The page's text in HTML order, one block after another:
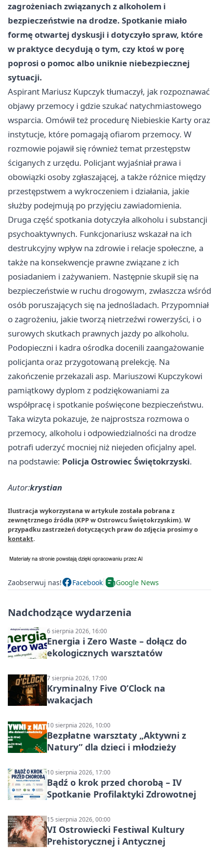
zagrożeniach związanych z alkoholem i
bezpieczeństwie na drodze. Spotkanie miało
formę otwartej dyskusji i dotyczyło spraw, które
w praktyce decydują o tym, czy ktoś w porę
poprosi o pomoc albo uniknie niebezpiecznej
sytuacji.
Aspirant Mariusz Kupczyk tłumaczył, jak rozpoznawać
objawy przemocy i gdzie szukać natychmiastowego
wsparcia. Omówił też procedurę Niebieskie Karty oraz
instytucje, które pomagają ofiarom przemocy. W
rozmowie pojawił się również temat przestępstw
ściganych z urzędu. Policjant wyjaśniał prawa i
obowiązki osoby zgłaszającej, a także różnice między
przestępstwem a wykroczeniem i działania, jakie
służby podejmują po przyjęciu zawiadomienia.
Druga część spotkania dotyczyła alkoholu i substancji
psychoaktywnych. Funkcjonariusz wskazał na ich
destrukcyjny wpływ na zdrowie i relacje społeczne, a
także na konsekwencje prawne związane z ich
posiadaniem i zażywaniem. Następnie skupił się na
bezpieczeństwie w ruchu drogowym, zwłaszcza wśród
osób poruszających się na jednośladach. Przypomniał
o zagrożeniu, jakie tworzą nietrzeźwi rowerzyści, i o
surowych skutkach prawnych jazdy po alkoholu.
Podopieczni i kadra ośrodka docenili zaangażowanie
policjanta oraz przygotowaną prelekcję. Na
zakończenie przekazali asp. Mariuszowi Kupczykowi
pamiątkowy dyplom z podziękowaniami za
współpracę i spotkanie poświęcone bezpieczeństwu.
Taka wizyta pokazuje, że najprostsza rozmowa o
przemocy, alkoholu i odpowiedzialności na drodze
potrafi uderzyć mocniej niż niejeden oficjalny apel.
na podstawie: Policja Ostrowiec Świętokrzyski.
Autor:krystian
Ilustracja wykorzystana w artykule została pobrana z
zewnętrznego źródła (KPP w Ostrowcu Świętokrzyskim). W
przypadku zastrzeżeń dotyczących praw do zdjęcia prosimy o
kontakt.
Zaobserwuj nas! Facebook Google News
Nadchodzące wydarzenia
6 sierpnia 2026, 16:00
Energia i Zero Waste – dołącz do
ekologicznych warsztatów
7 sierpnia 2026, 17:00
Kryminalny Five O’Clock na
wakacjach
10 sierpnia 2026, 10:00
Bezpłatne warsztaty „Aktywni z
Natury” dla dzieci i młodzieży
10 sierpnia 2026, 17:00
Bądź o krok przed chorobą – IV
Spotkanie Profilaktyki Zdrowotnej
15 sierpnia 2026, 00:00
VI Ostrowiecki Festiwal Kultury
Prehistorycznej i Antycznej